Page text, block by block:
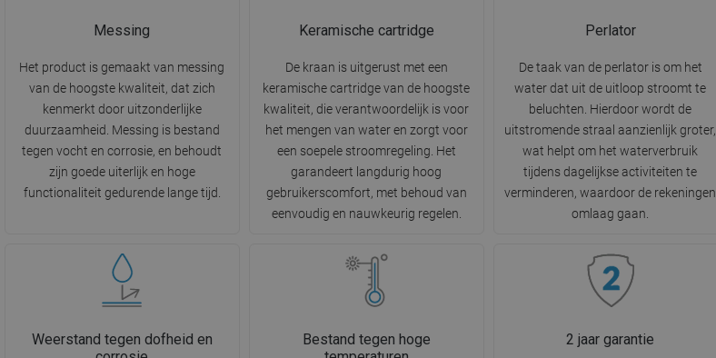
Messing
Het product is gemaakt van messing
van de hoogste kwaliteit, dat zich
kenmerkt door uitzonderlijke
duurzaamheid. Messing is bestand
tegen vocht en corrosie, en behoudt
zijn goede uiterlijk en hoge
functionaliteit gedurende lange tijd.
Keramische cartridge
De kraan is uitgerust met een
keramische cartridge van de hoogste
kwaliteit, die verantwoordelijk is voor
het mengen van water en zorgt voor
een soepele stroomregeling. Het
garandeert langdurig hoog
gebruikerscomfort, met behoud van
eenvoudig en nauwkeurig regelen.
Perlator
De taak van de perlator is om het
water dat uit de uitloop stroomt te
beluchten. Hierdoor wordt de
uitstromende straal aanzienlijk groter,
wat helpt om het waterverbruik
tijdens dagelijkse activiteiten te
verminderen, waardoor de rekeningen
omlaag gaan.
Weerstand tegen dofheid en
Bestand tegen hoge
2 jaar garantie